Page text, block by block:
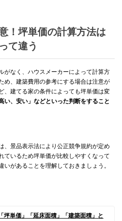
！坪単価の計算方法は
て違う
がなく、ハウスメーカーによって計算方
め、建築費用の参考にする場合は注意が
、建てる家の条件によっても坪単価は変
い、安い」などといった判断をすること
、景品表示法により公正競争規約が定め
ているため坪単価が比較しやすくなって
があることを理解しておきましょう。
坪単価」「延床面積」「建築面積」と